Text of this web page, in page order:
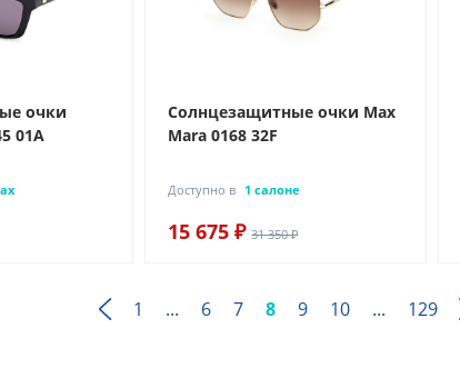
очки
01A
Солнцезащитные очки Max
Mara 0168 32F
Доступно в 1 салоне
15 675 ₽ 31 350 ₽
1 ... 6 7 8 9 10 ... 129